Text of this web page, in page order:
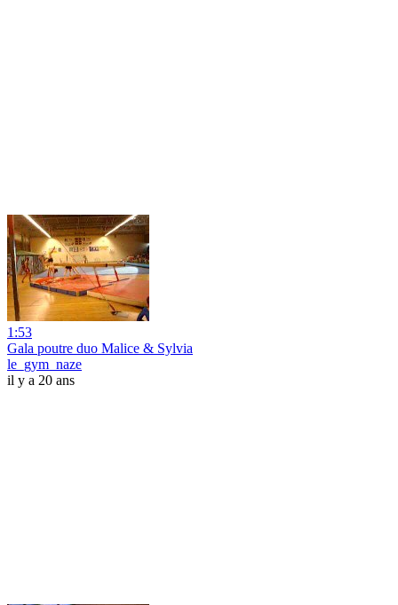
1:53
Gala poutre duo Malice & Sylvia
le_gym_naze
il y a 20 ans